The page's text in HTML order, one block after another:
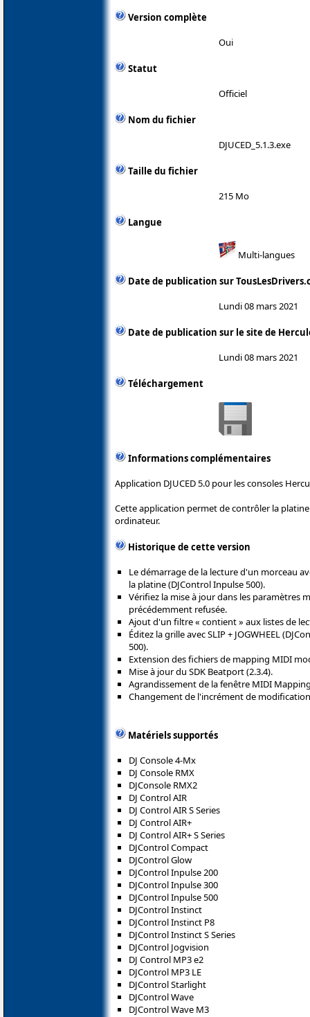
Version complète
Oui
Statut
Officiel
Nom du fichier
DJUCED_5.1.3.exe
Taille du fichier
215 Mo
Langue
Multi-langues
Date de publication sur
Lundi 08 mars 2021
Date de publication sur le site de
Lundi 08 mars 2021
Téléchargement
Informations complémentaires
Application DJUCED 5.0 pour les consoles
Cette application permet de contrôler la
ordinateur.
Historique de cette version
Le démarrage de la lecture d'un morceau
la platine (DJControl Inpulse 500).
Vérifiez la mise à jour dans les paramètres
précédemment refusée.
Ajout d'un filtre « contient » aux listes de
Éditez la grille avec SLIP + JOGWHEEL
500).
Extension des fichiers de mapping MIDI
Mise à jour du SDK Beatport (2.3.4).
Agrandissement de la fenêtre MIDI
Changement de l'incrément de
Matériels supportés
DJ Console 4-Mx
DJ Console RMX
DJConsole RMX2
DJ Control AIR
DJ Control AIR S Series
DJ Control AIR+
DJ Control AIR+ S Series
DJControl Compact
DJControl Glow
DJControl Inpulse 200
DJControl Inpulse 300
DJControl Inpulse 500
DJControl Instinct
DJControl Instinct P8
DJControl Instinct S Series
DJControl Jogvision
DJ Control MP3 e2
DJControl MP3 LE
DJControl Starlight
DJControl Wave
DJControl Wave M3